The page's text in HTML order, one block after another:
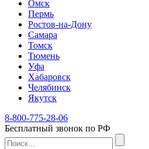
Омск
Пермь
Ростов-на-Дону
Самара
Томск
Тюмень
Уфа
Хабаровск
Челябинск
Якутск
8-800-775-28-06
Бесплатный звонок по РФ